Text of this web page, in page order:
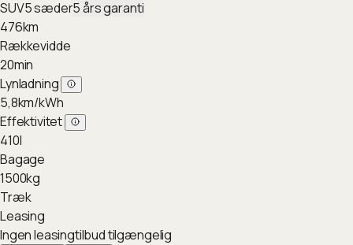
SUV5sæder5års garanti
476km
Rækkevidde
20min
Lynladning
5,8km/kWh
Effektivitet
410l
Bagage
1500kg
Træk
Leasing
Ingen leasingtilbud tilgængelig